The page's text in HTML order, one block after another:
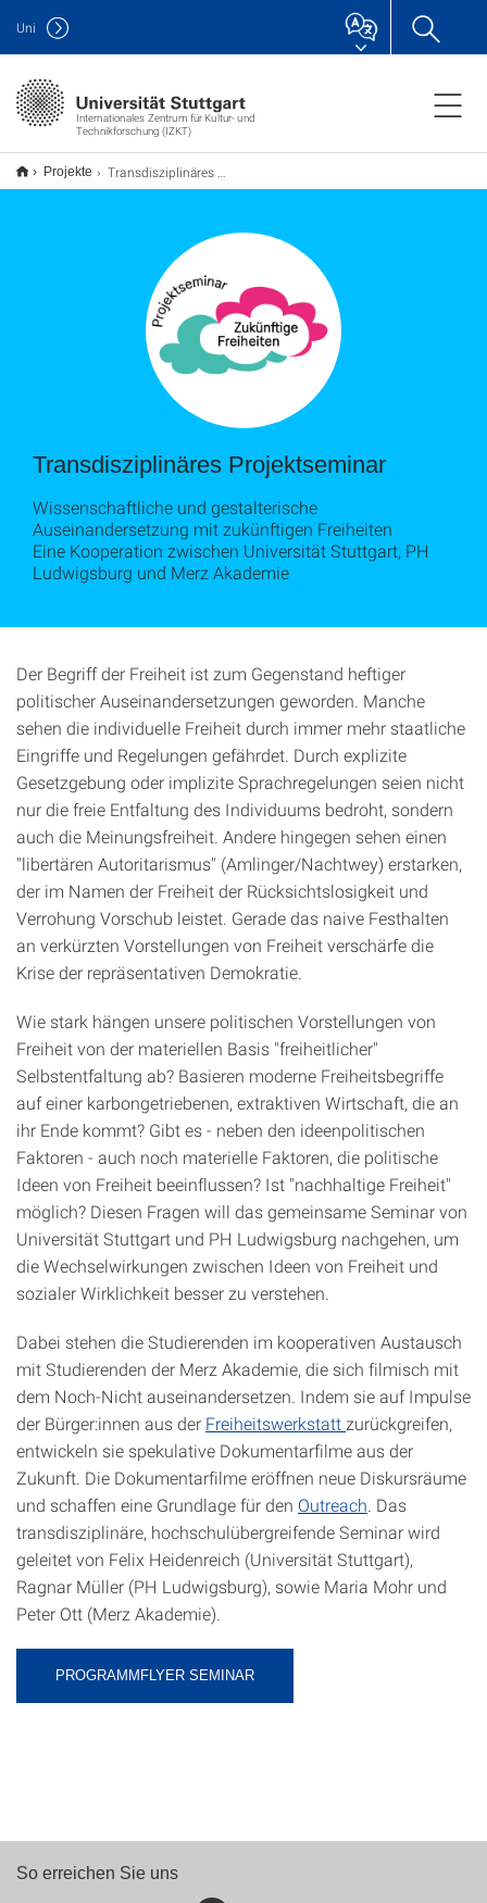
Internationales Zentrum für Kultur- und
Technikforschung (IZKT)
Uni
Projekte Transdisziplinäres Projektseminar
Transdisziplinäres Projektseminar
Wissenschaftliche und gestalterische
Auseinandersetzung mit zukünftigen Freiheiten
Eine Kooperation zwischen Universität Stuttgart, PH
Ludwigsburg und Merz Akademie
Der Begriff der Freiheit ist zum Gegenstand heftiger
politischer Auseinandersetzungen geworden. Manche
sehen die individuelle Freiheit durch immer mehr staatliche
Eingriffe und Regelungen gefährdet. Durch explizite
Gesetzgebung oder implizite Sprachregelungen seien nicht
nur die freie Entfaltung des Individuums bedroht, sondern
auch die Meinungsfreiheit. Andere hingegen sehen einen
"libertären Autoritarismus" (Amlinger/Nachtwey) erstarken,
der im Namen der Freiheit der Rücksichtslosigkeit und
Verrohung Vorschub leistet. Gerade das naive Festhalten
an verkürzten Vorstellungen von Freiheit verschärfe die
Krise der repräsentativen Demokratie.
Wie stark hängen unsere politischen Vorstellungen von
Freiheit von der materiellen Basis "freiheitlicher"
Selbstentfaltung ab? Basieren moderne Freiheitsbegriffe
auf einer karbongetriebenen, extraktiven Wirtschaft, die an
ihr Ende kommt? Gibt es - neben den ideenpolitischen
Faktoren - auch noch materielle Faktoren, die politische
Ideen von Freiheit beeinflussen? Ist "nachhaltige Freiheit"
möglich? Diesen Fragen will das gemeinsame Seminar von
Universität Stuttgart und PH Ludwigsburg nachgehen, um
die Wechselwirkungen zwischen Ideen von Freiheit und
sozialer Wirklichkeit besser zu verstehen.
Dabei stehen die Studierenden im kooperativen Austausch
mit Studierenden der Merz Akademie, die sich filmisch mit
dem Noch-Nicht auseinandersetzen. Indem sie auf Impulse
der Bürger:innen aus der Freiheitswerkstatt zurückgreifen,
entwickeln sie spekulative Dokumentarfilme aus der
Zukunft. Die Dokumentarfilme eröffnen neue Diskursräume
und schaffen eine Grundlage für den Outreach . Das
transdisziplinäre, hochschulübergreifende Seminar wird
geleitet von Felix Heidenreich (Universität Stuttgart),
Ragnar Müller (PH Ludwigsburg), sowie Maria Mohr und
Peter Ott (Merz Akademie).
PROGRAMMFLYER SEMINAR
So erreichen Sie uns